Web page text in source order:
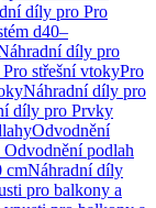
díly pro Pro
d40–
díly pro
střešní vtokyPro
Náhradní díly pro
díly pro Prvky
Odvodnění
podlah
cmNáhradní díly
pro balkony a